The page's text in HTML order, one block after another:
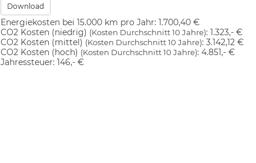
Download
Energiekosten bei 15.000 km pro Jahr: 1.700,40 €
CO2 Kosten (niedrig) (Kosten Durchschnitt 10 Jahre): 1.323,- €
CO2 Kosten (mittel) (Kosten Durchschnitt 10 Jahre): 3.142,12 €
CO2 Kosten (hoch) (Kosten Durchschnitt 10 Jahre): 4.851,- €
Jahressteuer: 146,- €